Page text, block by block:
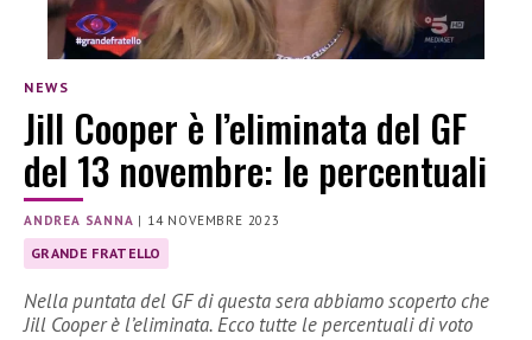
NEWS
Jill Cooper è l’eliminata del GF
del 13 novembre: le percentuali
ANDREA SANNA | 14 NOVEMBRE 2023
GRANDE FRATELLO
Nella puntata del GF di questa sera abbiamo scoperto che
Jill Cooper è l’eliminata. Ecco tutte le percentuali di voto